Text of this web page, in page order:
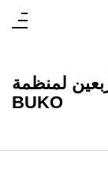
لمنظمة
BUKO